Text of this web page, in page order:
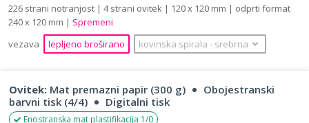
Išči
226 strani notranjost | 4 strani ovitek | 120 x 120 mm | odprti format
240 x 120 mm | Spremeni
vezava
lepljeno broširano kovinska spirala ‐ srebrna
Ovitek: Mat premazni papir (300 g)
Obojestranski
barvni tisk (4/4)
Digitalni tisk
Enostranska mat plastifikacija 1/0